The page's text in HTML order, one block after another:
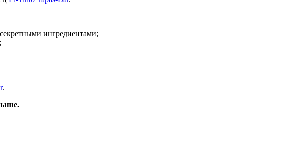
ингредиентами;
.